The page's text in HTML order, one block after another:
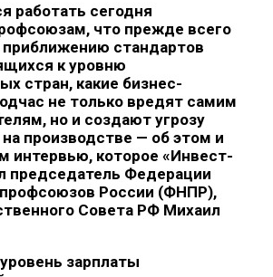
работать сегодня
что прежде всего
приближению стандартов
к уровню
стран, какие бизнес-
не только вредят самим
но и создают угрозу
производстве — об этом и
интервью, которое «Инвест-
председатель Федерации
России (ФНПР),
Совета РФ Михаил
зарплаты